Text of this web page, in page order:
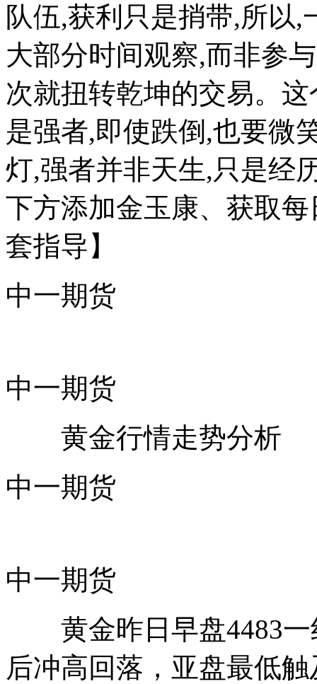
队伍,获利只是捎带,所以
大部分时间观察,而非参
次就扭转乾坤的交易。
是强者,即使跌倒,也要微
灯,强者并非天生,只是经
下方添加金玉康、获取
套指导】
中一期货
中一期货
黄金行情走势分析
中一期货
中一期货
黄金昨日早盘4483一
后冲高回落，亚盘最低